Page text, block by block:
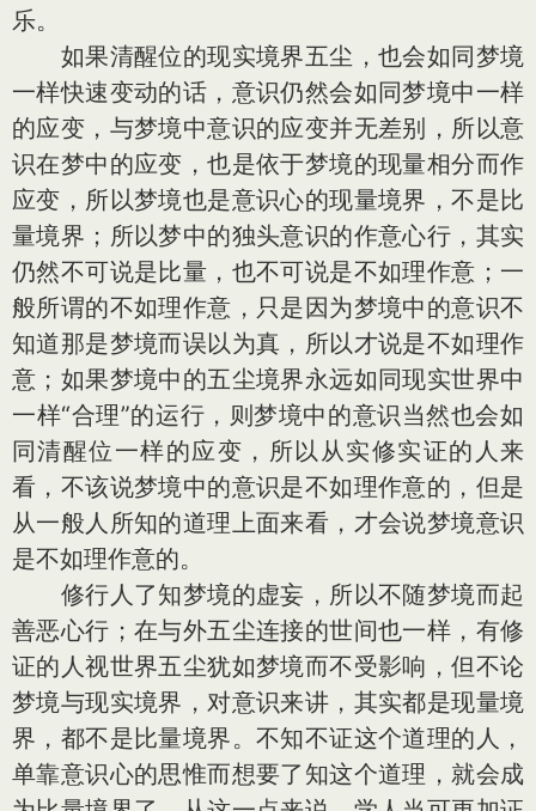
乐。
如果清醒位的现实境界五尘，也会如同梦境
一样快速变动的话，意识仍然会如同梦境中一样
的应变，与梦境中意识的应变并无差别，所以意
识在梦中的应变，也是依于梦境的现量相分而作
应变，所以梦境也是意识心的现量境界，不是比
量境界；所以梦中的独头意识的作意心行，其实
仍然不可说是比量，也不可说是不如理作意；一
般所谓的不如理作意，只是因为梦境中的意识不
知道那是梦境而误以为真，所以才说是不如理作
意；如果梦境中的五尘境界永远如同现实世界中
一样“合理”的运行，则梦境中的意识当然也会如
同清醒位一样的应变，所以从实修实证的人来
看，不该说梦境中的意识是不如理作意的，但是
从一般人所知的道理上面来看，才会说梦境意识
是不如理作意的。
修行人了知梦境的虚妄，所以不随梦境而起
善恶心行；在与外五尘连接的世间也一样，有修
证的人视世界五尘犹如梦境而不受影响，但不论
梦境与现实境界，对意识来讲，其实都是现量境
界，都不是比量境界。不知不证这个道理的人，
单靠意识心的思惟而想要了知这个道理，就会成